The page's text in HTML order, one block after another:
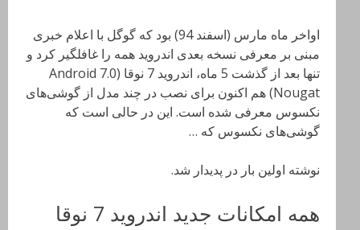
اواخر ماه مارس (اسفند 94) بود که گوگل با اعلام خبری
مبنی بر معرفی نسخه بعدی اندروید همه را غافلگیر کرد و
تنها بعد از گذشت 5 ماه، اندروید 7 نوقا (Android 7.0
Nougat) هم اکنون برای نصب در چند مدل از گوشی‌های
نکسوس معرفی شده است. این در حالی است که
گوشی‌های نکسوس که …
نوشته اولین بار در پدیدار شد.
همه امکانات جدید اندروید 7 نوقا